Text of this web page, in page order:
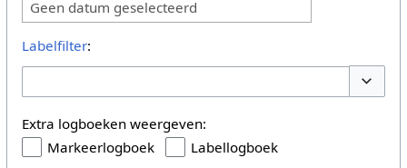
Geen datum geselecteerd
Labelfilter:
Extra logboeken weergeven:
Markeerlogboek
Labellogboek